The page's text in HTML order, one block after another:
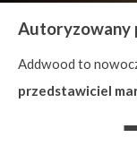
Autoryzowany
Addwood to
przedstawiciel